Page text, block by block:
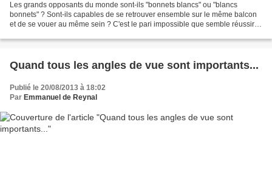
Les grands opposants du monde sont-ils "bonnets blancs" ou "blancs
bonnets" ? Sont-ils capables de se retrouver ensemble sur le même balcon
et de se vouer au même sein ? C'est le pari impossible que semble réussir la
Quand tous les angles de vue sont importants...
Publié le 20/08/2013 à 18:02
Par Emmanuel de Reynal